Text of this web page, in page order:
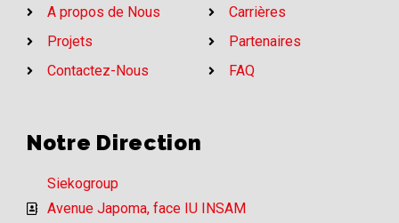
A propos de Nous
Projets
Contactez-Nous
Carrières
Partenaires
FAQ
Notre Direction
Siekogroup
Avenue Japoma, face IU INSAM